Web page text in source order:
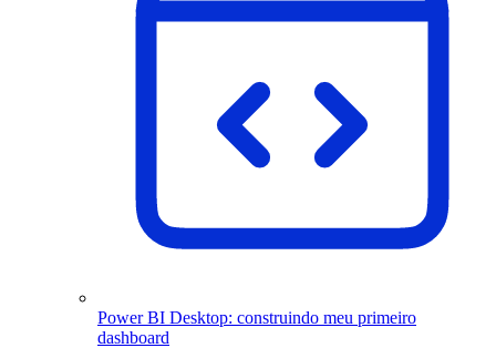
Power BI Desktop: construindo meu primeiro
dashboard